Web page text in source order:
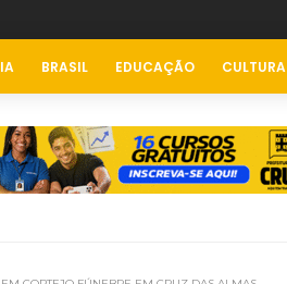
BRASIL EDUCAÇÃO CULTURA